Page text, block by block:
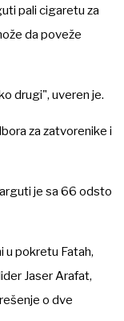
pali cigaretu za
da poveže
drugi", uveren je.
za zatvorenike i
je sa 66 odsto
u pokretu Fatah,
Jaser Arafat,
o dve